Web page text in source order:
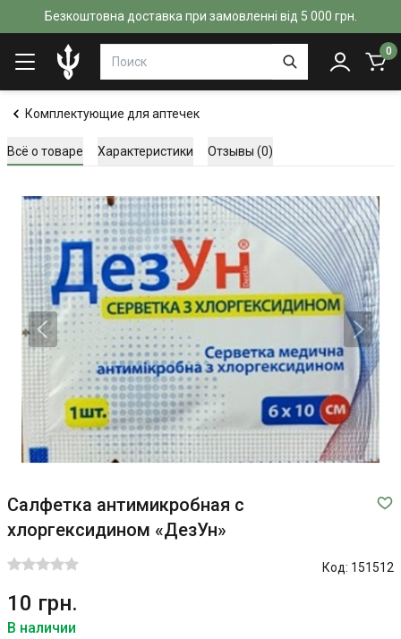
Безкоштовна доставка при замовленні від 5 000 грн.
0
Комплектующие для аптечек
Всё о товаре Характеристики Отзывы (0)
Салфетка антимикробная с
хлоргексидином «ДезУн»
Код: 151512
10 грн.
В наличии